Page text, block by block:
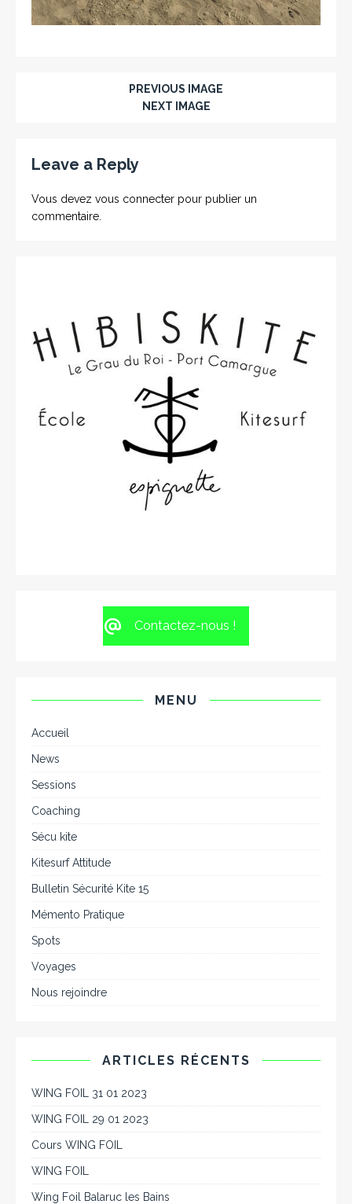
PREVIOUS IMAGE
NEXT IMAGE
Leave a Reply
Vous devez vous connecter pour publier un
commentaire.
Contactez-nous !
MENU
Accueil
News
Sessions
Coaching
Sécu kite
Kitesurf Attitude
Bulletin Sécurité Kite 15
Mémento Pratique
Spots
Voyages
Nous rejoindre
ARTICLES RÉCENTS
WING FOIL 31 01 2023
WING FOIL 29 01 2023
Cours WING FOIL
WING FOIL
Wing Foil Balaruc les Bains